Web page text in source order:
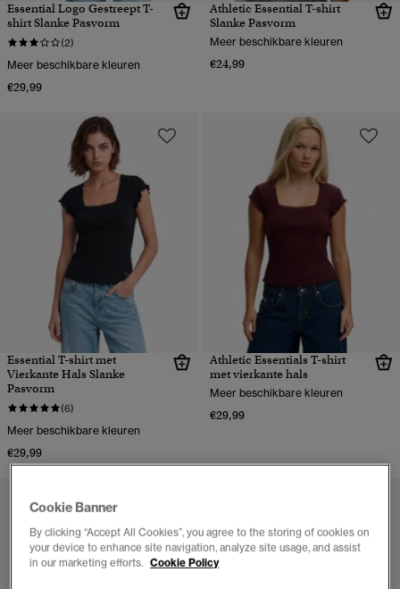
Essential Logo Gestreept T-
shirt Slanke Pasvorm
(2)
Meer beschikbare kleuren
€29,99
Athletic Essential T-shirt
Slanke Pasvorm
Meer beschikbare kleuren
€24,99
Essential T-shirt met
Vierkante Hals Slanke
Pasvorm
(6)
Meer beschikbare kleuren
€29,99
Athletic Essentials T-shirt
met vierkante hals
Meer beschikbare kleuren
€29,99
Cookie Banner
By clicking “Accept All Cookies”, you agree to the storing of cookies on
your device to enhance site navigation, analyze site usage, and assist
in our marketing efforts. Cookie Policy